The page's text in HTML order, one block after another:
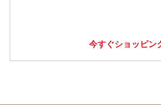
今すぐショッピン